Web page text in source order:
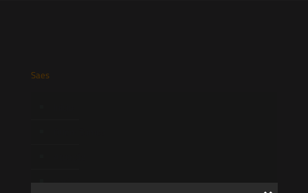
Saes